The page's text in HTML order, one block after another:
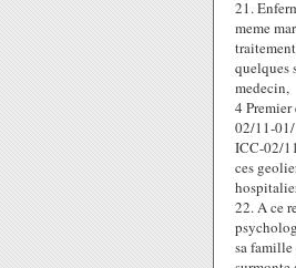
21.
meme
quelques
medecin,
4
02/11-
ICC-02/
ces
22. A ce
sa famille